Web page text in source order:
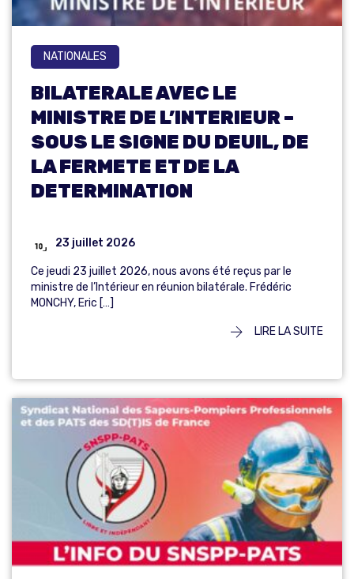
NATIONALES
BILATERALE AVEC LE
MINISTRE DE L’INTERIEUR –
SOUS LE SIGNE DU DEUIL, DE
LA FERMETE ET DE LA
DETERMINATION
23 juillet 2026
Ce jeudi 23 juillet 2026, nous avons été reçus par le
ministre de l’Intérieur en réunion bilatérale. Frédéric
MONCHY, Eric […]
LIRE LA SUITE